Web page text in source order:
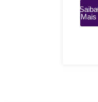
Saiba
Mais